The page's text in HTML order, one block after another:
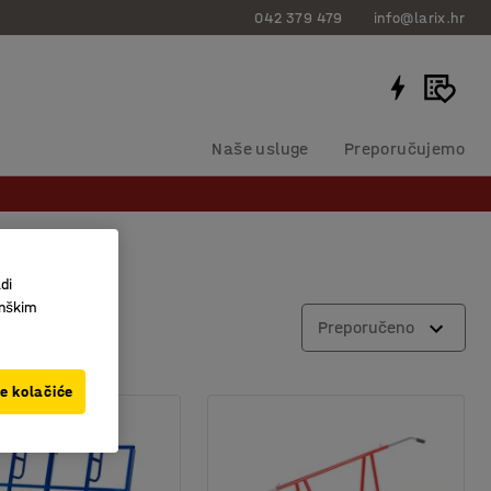
042 379 479 info@larix.hr
Naše usluge Preporučujemo
Preporučeno
kolačiće